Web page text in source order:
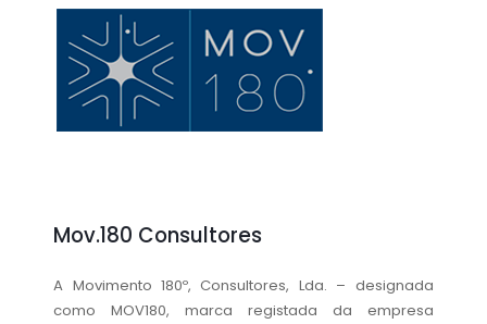
Mov.180 Consultores
A Movimento 180º, Consultores, Lda. – designada
como MOV180, marca registada da empresa